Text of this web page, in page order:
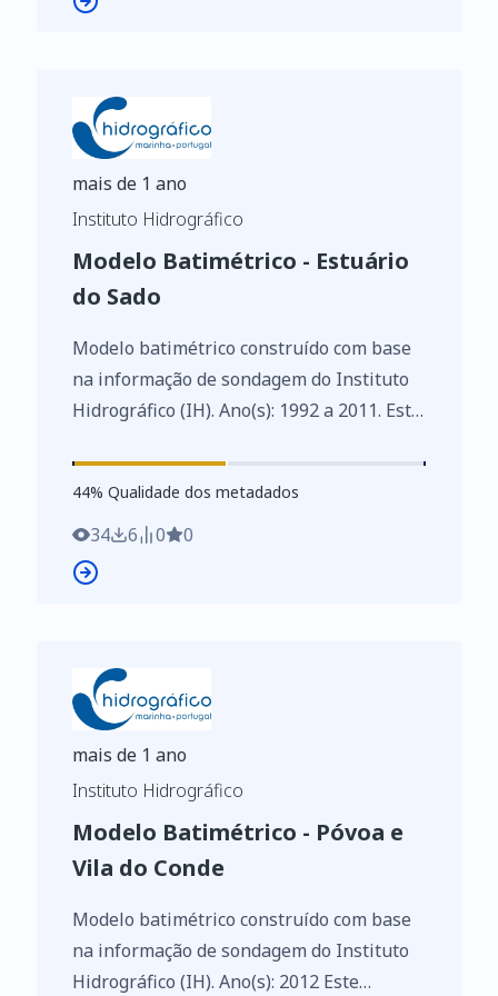
mais de 1 ano
Instituto Hidrográfico
Modelo Batimétrico - Estuário
do Sado
Modelo batimétrico construído com base
na informação de sondagem do Instituto
Hidrográfico (IH). Ano(s): 1992 a 2011. Este
de Dados de Elevado Valor/HVD
identificados de acordo com o
Regulamento de Execução n.º 2023/138 da
Diretiva (UE) 2019/1024, relativa aos
44%
44% Qualidade dos metadados
34 6 0 0
mais de 1 ano
Instituto Hidrográfico
Modelo Batimétrico - Póvoa e
Vila do Conde
Modelo batimétrico construído com base
na informação de sondagem do Instituto
Hidrográfico (IH). Ano(s): 2012 Este